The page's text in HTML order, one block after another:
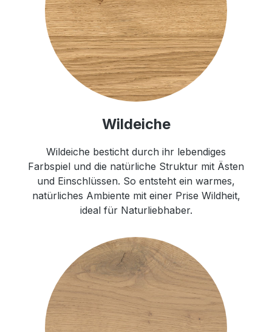
Wildeiche
Wildeiche besticht durch ihr lebendiges
Farbspiel und die natürliche Struktur mit Ästen
und Einschlüssen. So entsteht ein warmes,
natürliches Ambiente mit einer Prise Wildheit,
ideal für Naturliebhaber.